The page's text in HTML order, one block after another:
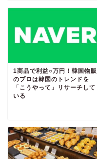
1商品で利益○万円！韓国物販
のプロは韓国のトレンドを
「こうやって」リサーチして
いる